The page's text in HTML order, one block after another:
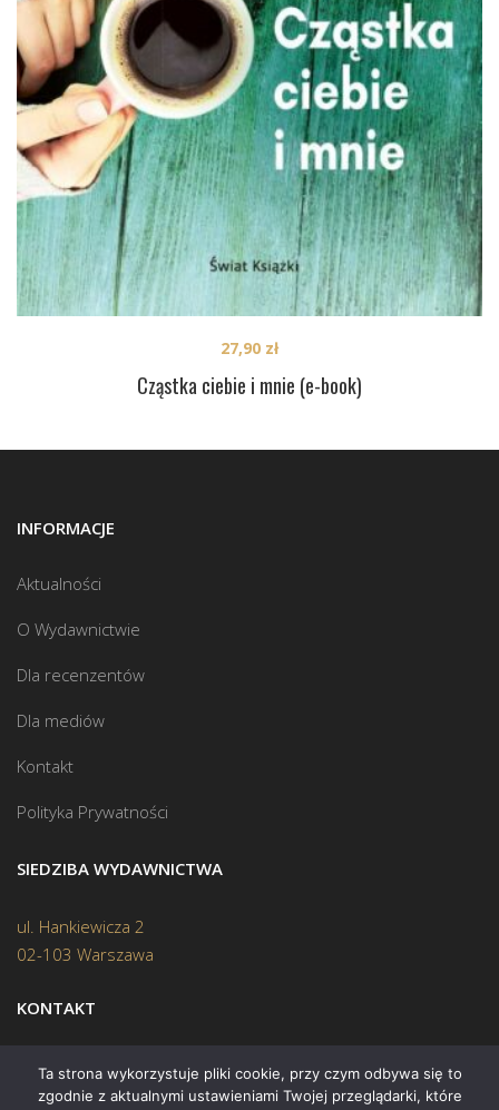
Cząstka ciebie i mnie (e-book)
27,90 zł
INFORMACJE
Aktualności
O Wydawnictwie
Dla recenzentów
Dla mediów
Kontakt
Polityka Prywatności
SIEDZIBA WYDAWNICTWA
ul. Hankiewicza 2
02-103 Warszawa
KONTAKT
Biuro:(22) 45 70 402
Ta strona wykorzystuje pliki cookie, przy czym odbywa się to
zgodnie z aktualnymi ustawieniami Twojej przeglądarki, które